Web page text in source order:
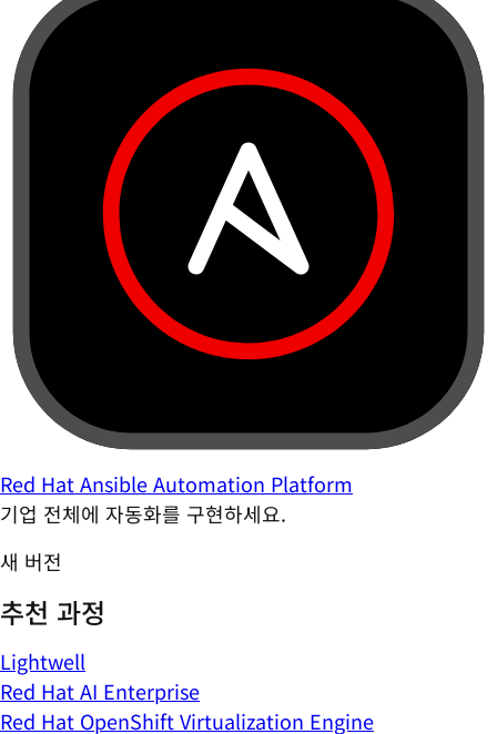
Red Hat Ansible Automation Platform
기업 전체에 자동화를 구현하세요.
새 버전
추천 과정
Lightwell
Red Hat AI Enterprise
Red Hat OpenShift Virtualization Engine